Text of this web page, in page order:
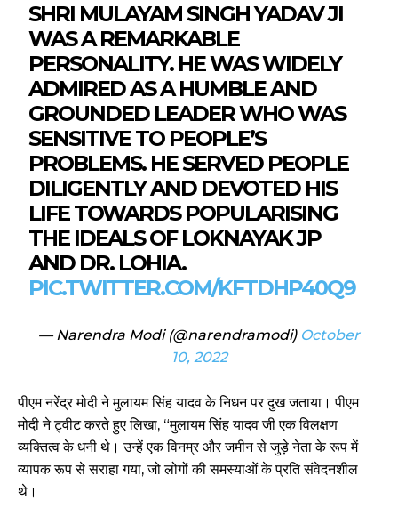
SHRI MULAYAM SINGH YADAV JI
WAS A REMARKABLE
PERSONALITY. HE WAS WIDELY
ADMIRED AS A HUMBLE AND
GROUNDED LEADER WHO WAS
SENSITIVE TO PEOPLE’S
PROBLEMS. HE SERVED PEOPLE
DILIGENTLY AND DEVOTED HIS
LIFE TOWARDS POPULARISING
THE IDEALS OF LOKNAYAK JP
AND DR. LOHIA.
PIC.TWITTER.COM/KFTDHP40Q9
— Narendra Modi (@narendramodi) October
10, 2022
पीएम नरेंद्र मोदी ने मुलायम सिंह यादव के निधन पर दुख जताया। पीएम
मोदी ने ट्वीट करते हुए लिखा, “मुलायम सिंह यादव जी एक विलक्षण
व्यक्तित्व के धनी थे। उन्हें एक विनम्र और जमीन से जुड़े नेता के रूप में
व्यापक रूप से सराहा गया, जो लोगों की समस्याओं के प्रति संवेदनशील
थे।